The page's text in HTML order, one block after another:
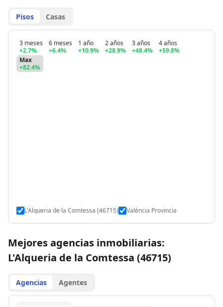
Pisos Casas
3 meses
+2.7%
6 meses
+6.4%
1 año
+10.9%
2 años
+28.9%
3 años
+48.4%
4 años
+59.8%
Max
+82.4%
L'Alqueria de la Comtessa (46715) València Provincia
Mejores agencias inmobiliarias:
L'Alqueria de la Comtessa (46715)
Agencias Agentes